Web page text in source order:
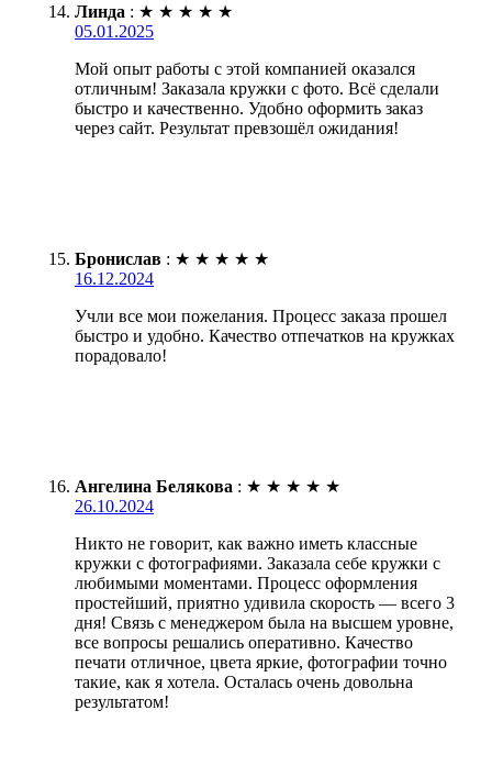
Линда : ★ ★ ★ ★ ★
05.01.2025
Мой опыт работы с этой компанией оказался
отличным! Заказала кружки с фото. Всё сделали
быстро и качественно. Удобно оформить заказ
через сайт. Результат превзошёл ожидания!
Бронислав : ★ ★ ★ ★ ★
16.12.2024
Учли все мои пожелания. Процесс заказа прошел
быстро и удобно. Качество отпечатков на кружках
порадовало!
Ангелина Белякова : ★ ★ ★ ★ ★
26.10.2024
Никто не говорит, как важно иметь классные
кружки с фотографиями. Заказала себе кружки с
любимыми моментами. Процесс оформления
простейший, приятно удивила скорость — всего 3
дня! Связь с менеджером была на высшем уровне,
все вопросы решались оперативно. Качество
печати отличное, цвета яркие, фотографии точно
такие, как я хотела. Осталась очень довольна
результатом!